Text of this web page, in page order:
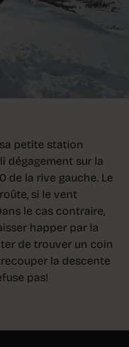
petite station
dégagement sur la
de la rive gauche. Le
si le vent
le cas contraire,
happer par la
de trouver un coin
la descente
pas!